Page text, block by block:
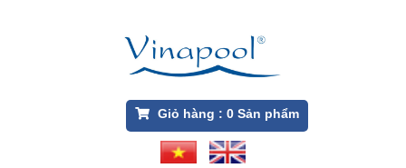
Giỏ hàng : 0Sản phẩm